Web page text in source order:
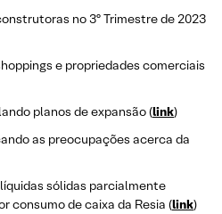
no 3º Trimestre de 2023
e propriedades comerciais
planos de expansão (link)
as preocupações acerca da
líquidas sólidas parcialmente
consumo de caixa da Resia (link)